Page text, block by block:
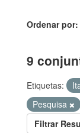
Ordenar por
9
Etiquetas:
Pesquisa
Filtrar